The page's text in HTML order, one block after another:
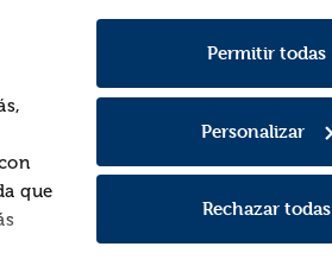
que
Permitir todas
Personalizar
Rechazar todas